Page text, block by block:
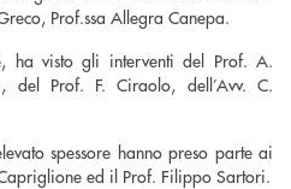
Prof.ssa Allegra Canepa.
ha visto gli interventi del Prof. A.
del Prof. F. Ciraolo, dell’Avv. C.
spessore hanno preso parte ai
ed il Prof. Filippo Sartori.